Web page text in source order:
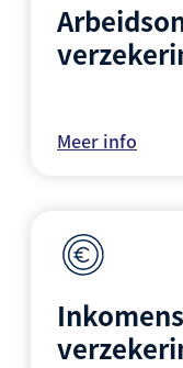
Meer info
Inkomens